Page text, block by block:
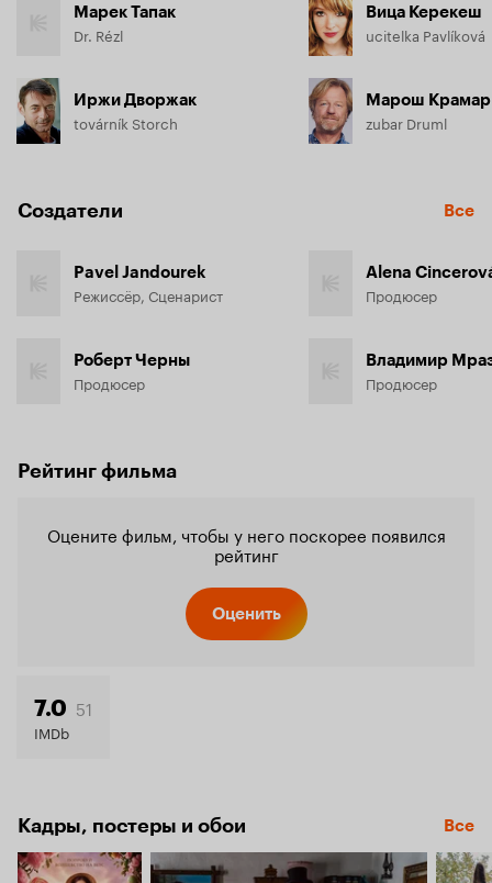
Марек Тапак
Dr. Rézl
Иржи Дворжак
továrník Storch
Вица Керекеш
ucitelka Pavlíková
Марош Крамар
zubar Druml
Создатели Все
Pavel Jandourek
Режиссёр, Сценарист
Роберт Черны
Продюсер
Alena
Продюсер
Владимир
Продюсер
Рейтинг фильма
Оцените фильм, чтобы у него поскорее появился
рейтинг
Оценить
7.0 51
IMDb
Кадры, постеры и обои Все